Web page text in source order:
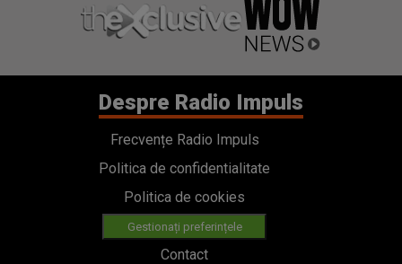
Despre Radio Impuls
Frecvențe Radio Impuls
Politica de confidentialitate
Politica de cookies
Gestionați preferințele
Contact